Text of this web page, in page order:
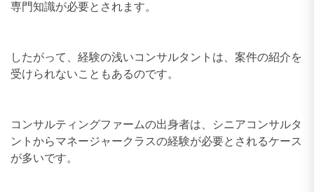
専門知識が必要とされます。
したがって、経験の浅いコンサルタントは、案件の紹介を
受けられないこともあるのです。
コンサルティングファームの出身者は、シニアコンサルタ
ントからマネージャークラスの経験が必要とされるケース
が多いです。